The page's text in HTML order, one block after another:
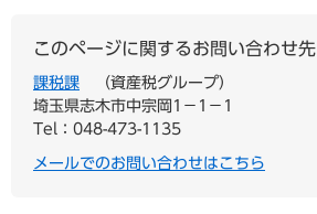
このページに関するお問い合わせ先
課税課
資産税グループ
埼玉県志木市中宗岡1−1−1
Tel：048-473-1135
メールでのお問い合わせはこちら